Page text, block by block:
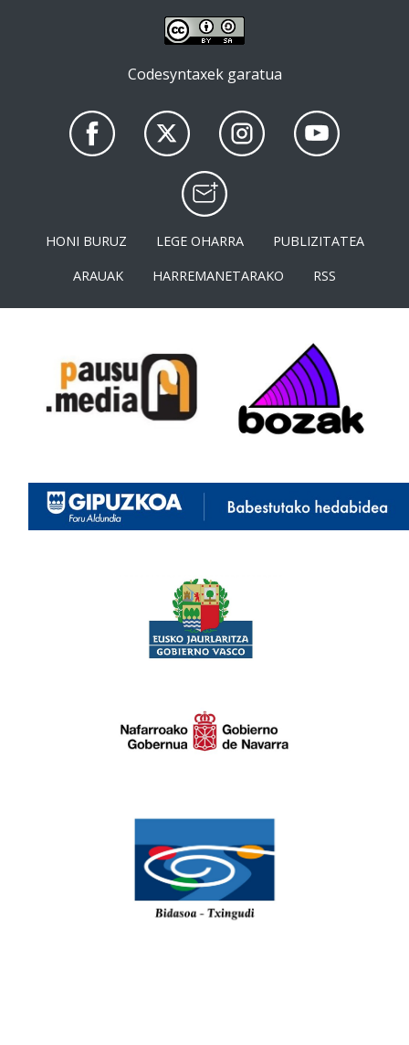
Codesyntaxek garatua
HONI BURUZ LEGE OHARRA
PUBLIZITATEA
ARAUAK
HARREMANETARAKO RSS